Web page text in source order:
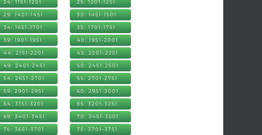
24: 1151-1201 25: 1201-1251
29: 1401-1451 30: 1451-1501
34: 1651-1701 35: 1701-1751
39: 1901-1951 40: 1951-2001
44: 2151-2201 45: 2201-2251
49: 2401-2451 50: 2451-2501
54: 2651-2701 55: 2701-2751
59: 2901-2951 60: 2951-3001
64: 3151-3201 65: 3201-3251
69: 3401-3451 70: 3451-3501
74: 3651-3701 75: 3701-3751